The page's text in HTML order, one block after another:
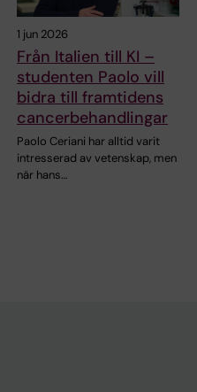
1 jun 2026
Från Italien till KI –
studenten Paolo vill
bidra till framtidens
cancerbehandlingar
Paolo Ceriani har alltid varit
intresserad av vetenskap, men
när hans…